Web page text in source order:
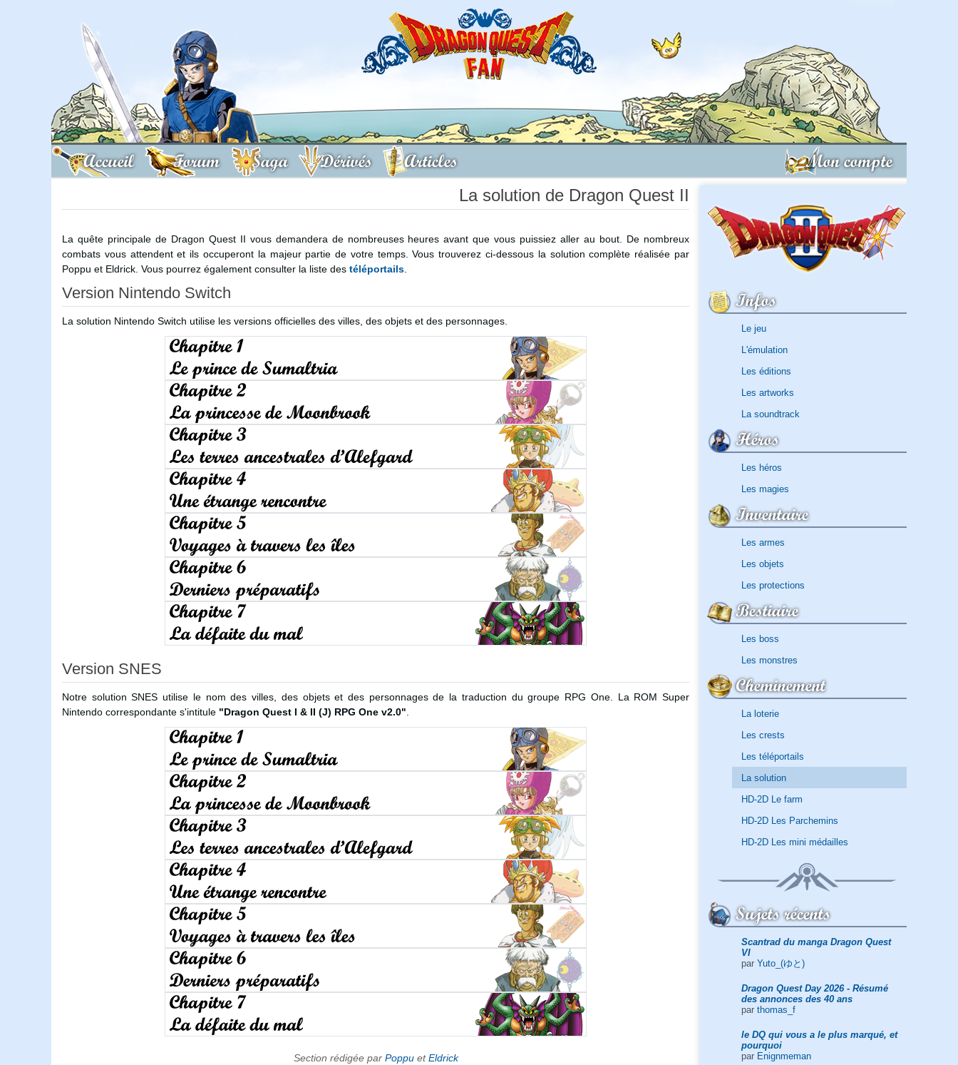
Accueil Forum Saga Dérivés Articles Mon compte
Infos
Le jeu
L'émulation
Les éditions
Les artworks
La soundtrack
Héros
Les héros
Les magies
Inventaire
Les armes
Les objets
Les protections
Bestiaire
Les boss
Les monstres
Cheminement
La loterie
Les crests
Les téléportails
La solution
HD-2D Le farm
HD-2D Les Parchemins
HD-2D Les mini médailles
Sujets récents
Scantrad du manga Dragon Quest
VI
par Yuto_(ゆと)
Dragon Quest Day 2026 - Résumé
des annonces des 40 ans
par thomas_f
le DQ qui vous a le plus marqué, et
pourquoi
par Enignmeman
La solution de Dragon Quest II
La quête principale de Dragon Quest II vous demandera de nombreuses heures avant que vous puissiez aller au bout. De nombreux
combats vous attendent et ils occuperont la majeur partie de votre temps. Vous trouverez ci-dessous la solution complète réalisée par
Poppu et Eldrick. Vous pourrez également consulter la liste des téléportails.
Version Nintendo Switch
La solution Nintendo Switch utilise les versions officielles des villes, des objets et des personnages.
Version SNES
Notre solution SNES utilise le nom des villes, des objets et des personnages de la traduction du groupe RPG One. La ROM Super
Nintendo correspondante s'intitule "Dragon Quest I & II (J) RPG One v2.0".
Section rédigée par PoppuetEldrick